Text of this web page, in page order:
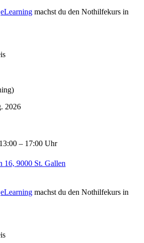
eLearning machst du den Nothilfekurs in
2026
13:00 – 17:00 Uhr
16, 9000 St. Gallen
eLearning machst du den Nothilfekurs in